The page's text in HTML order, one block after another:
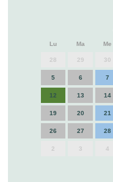
Lu
Ma Me
28 29 30
5 6 7
12 13 14
19 20 21
26 27 28
2 3 4